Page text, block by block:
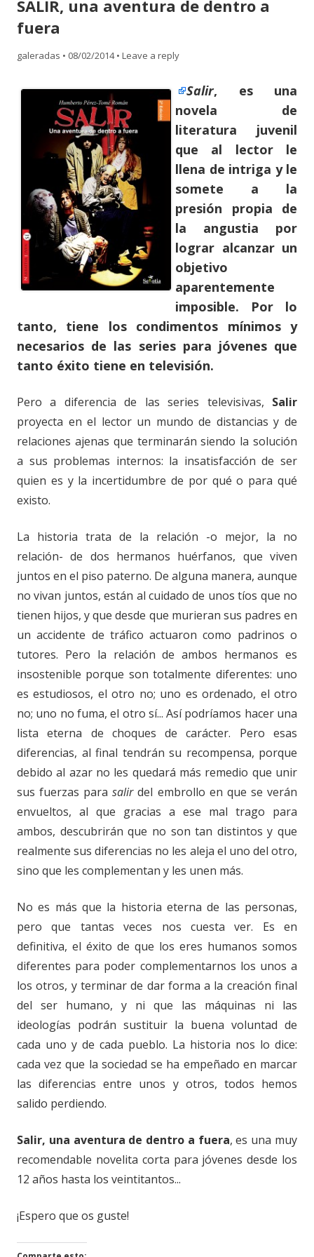
SALIR, una aventura de dentro a
fuera
galeradas • 08/02/2014 • Leave a reply
Salir, es una
novela de
literatura juvenil
que al lector le
llena de intriga y le
somete a la
presión propia de
la angustia por
lograr alcanzar un
objetivo
aparentemente
imposible. Por lo
tanto, tiene los condimentos mínimos y
necesarios de las series para jóvenes que
tanto éxito tiene en televisión.
Pero a diferencia de las series televisivas, Salir
proyecta en el lector un mundo de distancias y de
relaciones ajenas que terminarán siendo la solución
a sus problemas internos: la insatisfacción de ser
quien es y la incertidumbre de por qué o para qué
existo.
La historia trata de la relación -o mejor, la no
relación- de dos hermanos huérfanos, que viven
juntos en el piso paterno. De alguna manera, aunque
no vivan juntos, están al cuidado de unos tíos que no
tienen hijos, y que desde que murieran sus padres en
un accidente de tráfico actuaron como padrinos o
tutores. Pero la relación de ambos hermanos es
insostenible porque son totalmente diferentes: uno
es estudiosos, el otro no; uno es ordenado, el otro
no; uno no fuma, el otro sí... Así podríamos hacer una
lista eterna de choques de carácter. Pero esas
diferencias, al final tendrán su recompensa, porque
debido al azar no les quedará más remedio que unir
sus fuerzas parasalirdel embrollo en que se verán
envueltos, al que gracias a ese mal trago para
ambos, descubrirán que no son tan distintos y que
realmente sus diferencias no les aleja el uno del otro,
sino que les complementan y les unen más.
No es más que la historia eterna de las personas,
pero que tantas veces nos cuesta ver. Es en
definitiva, el éxito de que los eres humanos somos
diferentes para poder complementarnos los unos a
los otros, y terminar de dar forma a la creación final
del ser humano, y ni que las máquinas ni las
ideologías podrán sustituir la buena voluntad de
cada uno y de cada pueblo. La historia nos lo dice:
cada vez que la sociedad se ha empeñado en marcar
las diferencias entre unos y otros, todos hemos
salido perdiendo.
Salir, una aventura de dentro a fuera, es una muy
recomendable novelita corta para jóvenes desde los
12 años hasta los veintitantos...
¡Espero que os guste!